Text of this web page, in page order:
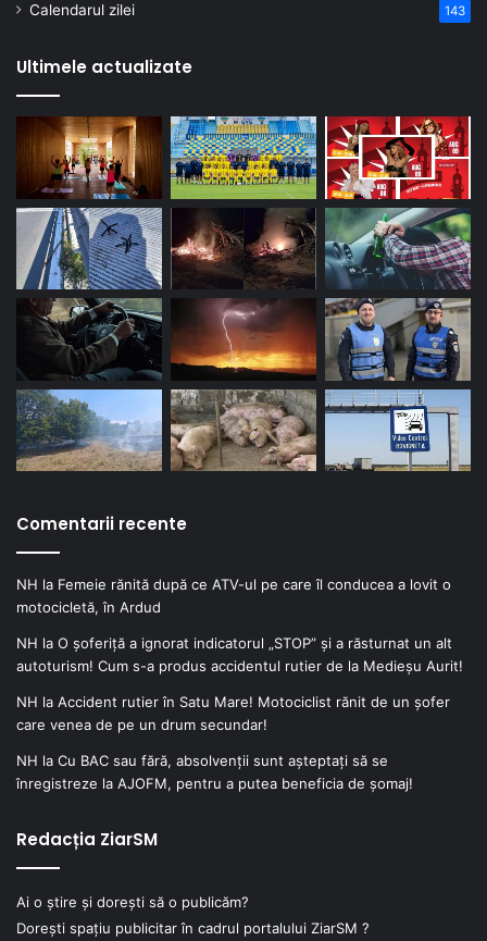
Calendarul zilei 143
Ultimele actualizate
Comentarii recente
NH la Femeie rănită după ce ATV-ul pe care îl conducea a lovit o
motocicletă, în Ardud
NH la O șoferiță a ignorat indicatorul „STOP” și a răsturnat un alt
autoturism! Cum s-a produs accidentul rutier de la Medieșu Aurit!
NH la Accident rutier în Satu Mare! Motociclist rănit de un șofer
care venea de pe un drum secundar!
NH la Cu BAC sau fără, absolvenții sunt așteptați să se
înregistreze la AJOFM, pentru a putea beneficia de șomaj!
Redacția ZiarSM
Ai o știre și dorești să o publicăm?
Dorești spațiu publicitar în cadrul portalului ZiarSM ?